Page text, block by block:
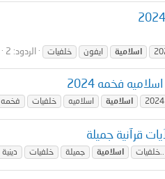
اسلامية ايفون خلفيات الردود: 2
فخمه 2024
2024 اسلامية اسلاميه خلفيات فخمه
قرآنية جميلة
..خلفيات اسلامية جميلة خلفيات دينية